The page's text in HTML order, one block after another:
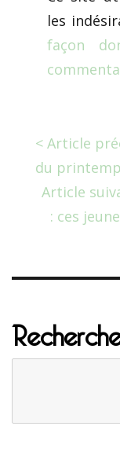
les
façon
< Article
du
Article
: ces